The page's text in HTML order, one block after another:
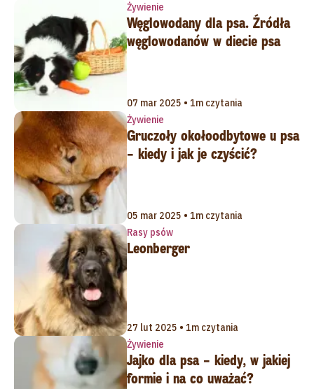
Żywienie
Węglowodany dla psa. Źródła
węglowodanów w diecie psa
07 mar 2025 • 1m czytania
Żywienie
Gruczoły okołoodbytowe u psa
– kiedy i jak je czyścić?
05 mar 2025 • 1m czytania
Rasy psów
Leonberger
27 lut 2025 • 1m czytania
Żywienie
Jajko dla psa – kiedy, w jakiej
formie i na co uważać?